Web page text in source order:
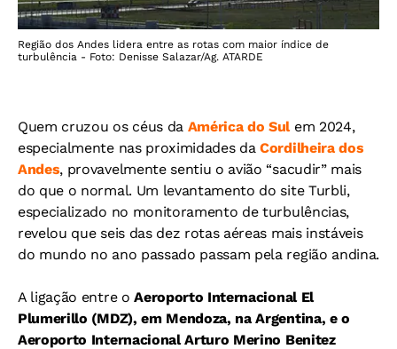
Região dos Andes lidera entre as rotas com maior índice de
turbulência - Foto: Denisse Salazar/Ag. ATARDE
Quem cruzou os céus da América do Sulem 2024,
especialmente nas proximidades daCordilheira dos
Andes, provavelmente sentiu o avião “sacudir” mais
do que o normal. Um levantamento do site Turbli,
especializado no monitoramento de turbulências,
revelou que seis das dez rotas aéreas mais instáveis
do mundo no ano passado passam pela região andina.
A ligação entre oAeroporto Internacional El
Plumerillo (MDZ), em Mendoza, na Argentina, e o
Aeroporto Internacional Arturo Merino Benitez